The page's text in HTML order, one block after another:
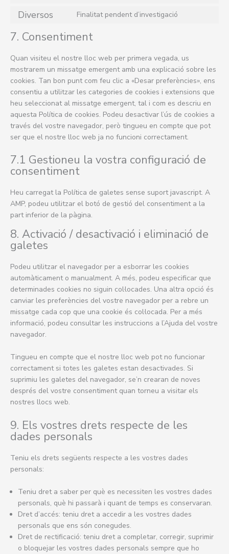
Diversos Finalitat pendent d’investigació
7. Consentiment
Quan visiteu el nostre lloc web per primera vegada, us
mostrarem un missatge emergent amb una explicació sobre les
cookies. Tan bon punt com feu clic a «Desar preferències», ens
consentiu a utilitzar les categories de cookies i extensions que
heu seleccionat al missatge emergent, tal i com es descriu en
aquesta Política de cookies. Podeu desactivar l’ús de cookies a
través del vostre navegador, però tingueu en compte que pot
ser que el nostre lloc web ja no funcioni correctament.
7.1 Gestioneu la vostra configuració de
consentiment
Heu carregat la Política de galetes sense suport javascript. A
AMP, podeu utilitzar el botó de gestió del consentiment a la
part inferior de la pàgina.
8. Activació / desactivació i eliminació de
galetes
Podeu utilitzar el navegador per a esborrar les cookies
automàticament o manualment. A més, podeu especificar que
determinades cookies no siguin col·locades. Una altra opció és
canviar les preferències del vostre navegador per a rebre un
missatge cada cop que una cookie és col·locada. Per a més
informació, podeu consultar les instruccions a l’Ajuda del vostre
navegador.
Tingueu en compte que el nostre lloc web pot no funcionar
correctament si totes les galetes estan desactivades. Si
suprimiu les galetes del navegador, se’n crearan de noves
després del vostre consentiment quan torneu a visitar els
nostres llocs web.
9. Els vostres drets respecte de les
dades personals
Teniu els drets següents respecte a les vostres dades
personals:
Teniu dret a saber per què es necessiten les vostres dades
personals, què hi passarà i quant de temps es conservaran.
Dret d’accés: teniu dret a accedir a les vostres dades
personals que ens són conegudes.
Dret de rectificació: teniu dret a completar, corregir, suprimir
o bloquejar les vostres dades personals sempre que ho